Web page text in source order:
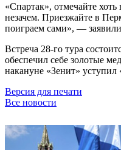
«Спартак», отмечайте
незачем. Приезжайте в
поиграем сами», —
Встреча 28-го тура
обеспечил себе золотые
накануне «Зенит» уступил
Версия для печати
Все новости